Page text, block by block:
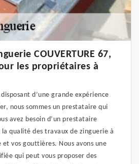
COUVERTURE 67,
les propriétaires à
d’une grande expérience
nous sommes un prestataire qui
avez besoin d’un prestataire
qualité des travaux de zinguerie à
vos gouttières. Nous avons une
qui peut vous proposer des